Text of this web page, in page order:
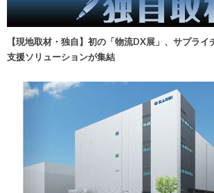
【現地取材・独自】初の「物流DX展」、サプラ
支援ソリューションが集結